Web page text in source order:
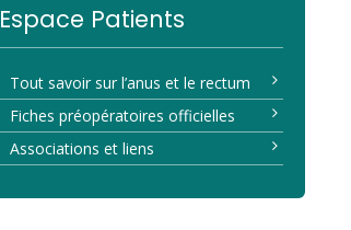
Espace Patients
Tout savoir sur l’anus et le rectum
Fiches préopératoires officielles
Associations et liens